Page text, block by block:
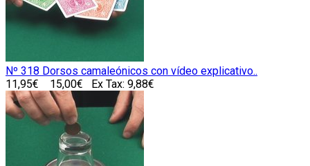
Nº 318 Dorsos camaleónicos con vídeo explicativo..
11,95€
15,00€ Ex Tax: 9,88€